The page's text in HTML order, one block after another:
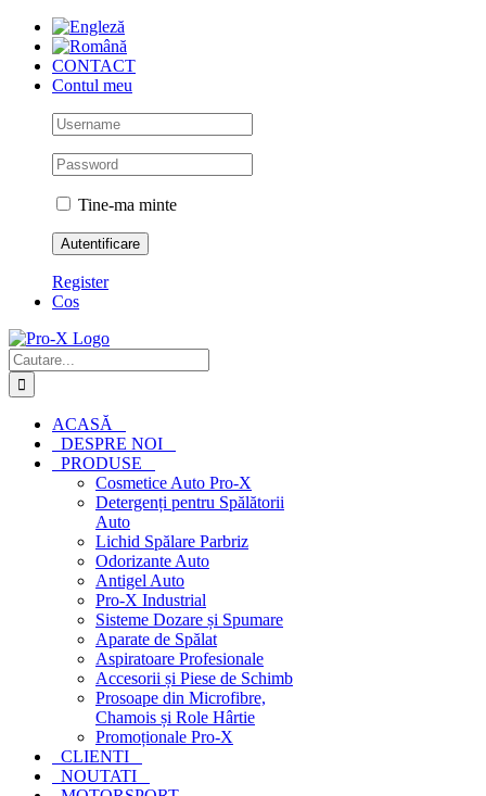
Skip
contentCONTACT
Contul meu
Tine-ma minte
Register
Cos
Cautare...
ACASĂ
DESPRE NOI
PRODUSE
Cosmetice Auto Pro-X
Detergenți pentru Spălătorii
Auto
Lichid Spălare Parbriz
Odorizante Auto
Antigel Auto
Pro-X Industrial
Sisteme Dozare și Spumare
Aparate de Spălat
Aspiratoare Profesionale
Accesorii și Piese de Schimb
Prosoape din Microfibre,
Chamois și Role Hârtie
Promoționale Pro-X
CLIENTI
NOUTATI